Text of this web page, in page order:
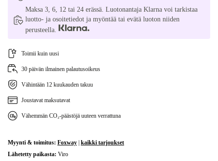
Maksa 3, 6, 12 tai 24 erässä. Luotonantaja Klarna voi tarkistaa
luotto- ja osoitetiedot ja myöntää tai evätä luoton niiden
perusteella.
Toimii kuin uusi
30 päivän ilmainen palautusoikeus
Vähintään 12 kuukauden takuu
Joustavat maksutavat
Vähemmän CO₂-päästöjä uuteen verrattuna
Myynti & toimitus: Foxway kaikki tarjoukset
Lähetetty paikasta: Viro